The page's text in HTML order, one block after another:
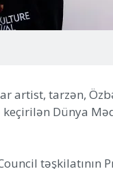
artist, tarzən,
keçirilən Dünya
təşkilatının